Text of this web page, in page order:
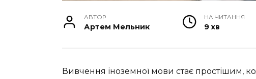
АВТОР
Артем Мельник
НА ЧИТАННЯ
9 хв
Вивчення іноземної мови стає простішим,